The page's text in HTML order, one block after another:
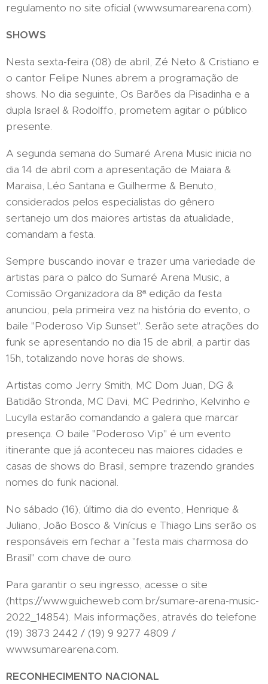
regulamento no site oficial (www.sumarearena.com).
SHOWS
Nesta sexta-feira (08) de abril, Zé Neto & Cristiano e
o cantor Felipe Nunes abrem a programação de
shows. No dia seguinte, Os Barões da Pisadinha e a
dupla Israel & Rodolffo, prometem agitar o público
presente.
A segunda semana do Sumaré Arena Music inicia no
dia 14 de abril com a apresentação de Maiara &
Maraisa, Léo Santana e Guilherme & Benuto,
considerados pelos especialistas do gênero
sertanejo um dos maiores artistas da atualidade,
comandam a festa.
Sempre buscando inovar e trazer uma variedade de
artistas para o palco do Sumaré Arena Music, a
Comissão Organizadora da 8ª edição da festa
anunciou, pela primeira vez na história do evento, o
baile "Poderoso Vip Sunset". Serão sete atrações do
funk se apresentando no dia 15 de abril, a partir das
15h, totalizando nove horas de shows.
Artistas como Jerry Smith, MC Dom Juan, DG &
Batidão Stronda, MC Davi, MC Pedrinho, Kelvinho e
Lucylla estarão comandando a galera que marcar
presença. O baile "Poderoso Vip" é um evento
itinerante que já aconteceu nas maiores cidades e
casas de shows do Brasil, sempre trazendo grandes
nomes do funk nacional.
No sábado (16), último dia do evento, Henrique &
Juliano, João Bosco & Vinícius e Thiago Lins serão os
responsáveis em fechar a "festa mais charmosa do
Brasil" com chave de ouro.
Para garantir o seu ingresso, acesse o site
(https://www.guicheweb.com.br/sumare-arena-music-
2022_14854). Mais informações, através do telefone
(19) 3873 2442 / (19) 9 9277 4809 /
www.sumarearena.com.
RECONHECIMENTO NACIONAL